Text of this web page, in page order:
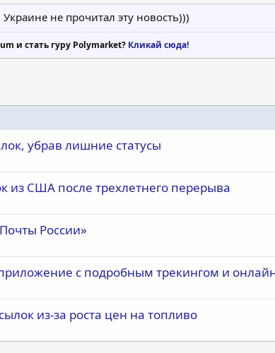
посылочку, то сначала ему следует дать согласие на
Это согласие можно дать после регистрации на веб-
произойдет мгновенно. Сделать же себе простую
посылки направляется получателю автоматом.
не прочитал эту новость)))
и стать гуру Polymarket? Кликай сюда!
убрав лишние статусы
из США после трехлетнего перерыва
России»
с подробным трекингом и
из-за роста цен на топливо